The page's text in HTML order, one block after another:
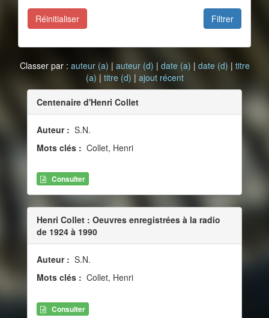
Filtrer
Réinitialiser
Classer par : auteur (a) | auteur (d) | date (a) | date (d) | titre
(a) | titre (d) | ajout récent
Centenaire d'Henri Collet
Auteur : S.N.
Mots clés : Collet, Henri
Consulter
Henri Collet : Oeuvres enregistrées à la radio
de 1924 à 1990
Auteur : S.N.
Mots clés : Collet, Henri
Consulter